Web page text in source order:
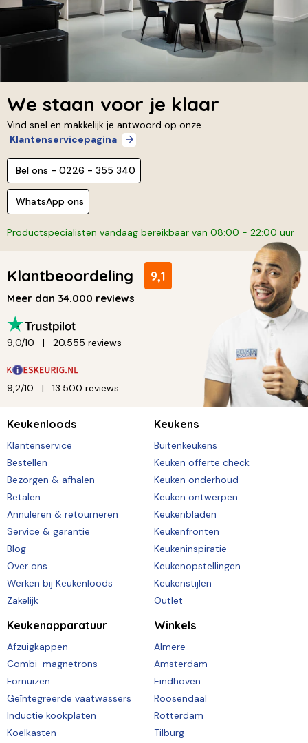
We staan voor je klaar
Vind snel en makkelijk je antwoord op onze
Klantenservicepagina
Bel ons - 0226 - 355 340
WhatsApp ons
Productspecialisten vandaag bereikbaar van 08:00 - 22:00 uur
Klantbeoordeling 9,1
Meer dan 34.000 reviews
9,0/10 20.555 reviews
9,2/10 13.500 reviews
Keukenloods
Klantenservice
Bestellen
Bezorgen & afhalen
Betalen
Annuleren & retourneren
Service & garantie
Blog
Over ons
Werken bij Keukenloods
Zakelijk
Keukens
Buitenkeukens
Keuken offerte check
Keuken onderhoud
Keuken ontwerpen
Keukenbladen
Keukenfronten
Keukeninspiratie
Keukenopstellingen
Keukenstijlen
Outlet
Keukenapparatuur
Afzuigkappen
Combi-magnetrons
Fornuizen
Geïntegreerde vaatwassers
Inductie kookplaten
Koelkasten
Winkels
Almere
Amsterdam
Eindhoven
Roosendaal
Rotterdam
Tilburg